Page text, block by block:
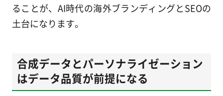
ることが、AI時代の海外ブランディングとSEOの
土台になります。
合成データとパーソナライゼーション
はデータ品質が前提になる